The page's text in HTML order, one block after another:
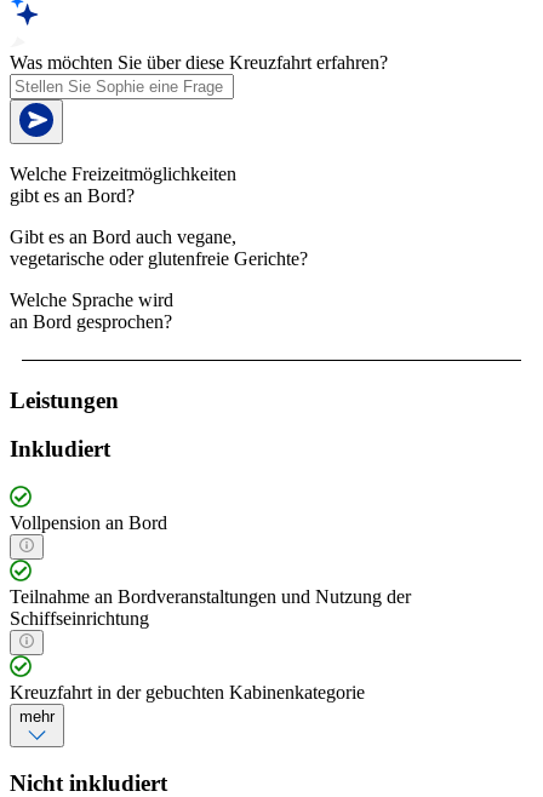
Was möchten Sie über diese Kreuzfahrt erfahren?
Welche Freizeitmöglichkeiten
gibt es an Bord?
Gibt es an Bord auch vegane,
vegetarische oder glutenfreie Gerichte?
Welche Sprache wird
an Bord gesprochen?
Leistungen
Inkludiert
Vollpension an Bord
Teilnahme an Bordveranstaltungen und Nutzung der
Schiffseinrichtung
Kreuzfahrt in der gebuchten Kabinenkategorie
mehr
Nicht inkludiert